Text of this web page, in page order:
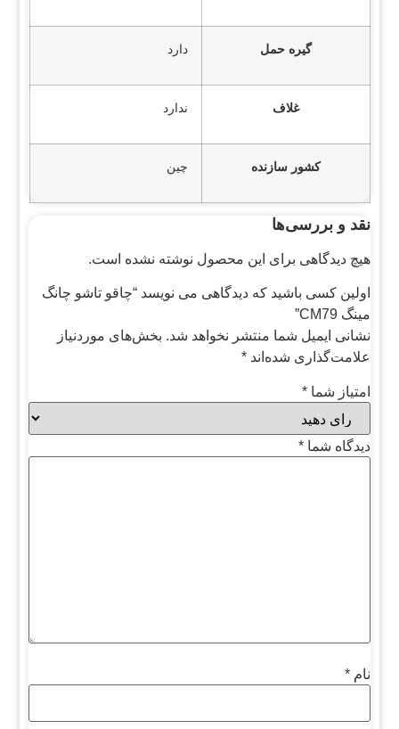
گیره حمل دارد
غلاف ندارد
کشور سازنده چین
نقد و بررسی‌ها
هیچ دیدگاهی برای این محصول نوشته نشده است.
اولین کسی باشید که دیدگاهی می نویسد “چاقو تاشو چانگ
مینگ CM79”
نشانی ایمیل شما منتشر نخواهد شد. بخش‌های موردنیاز
علامت‌گذاری شده‌اند*
امتیاز شما*
دیدگاه شما*
نام*